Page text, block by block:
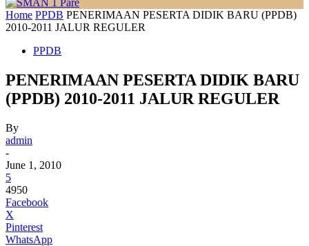
Home PPDB PENERIMAAN PESERTA DIDIK BARU (PPDB)
2010-2011 JALUR REGULER
PPDB
PENERIMAAN PESERTA DIDIK BARU
(PPDB) 2010-2011 JALUR REGULER
By
admin
-
June 1, 2010
5
4950
Facebook
X
Pinterest
WhatsApp